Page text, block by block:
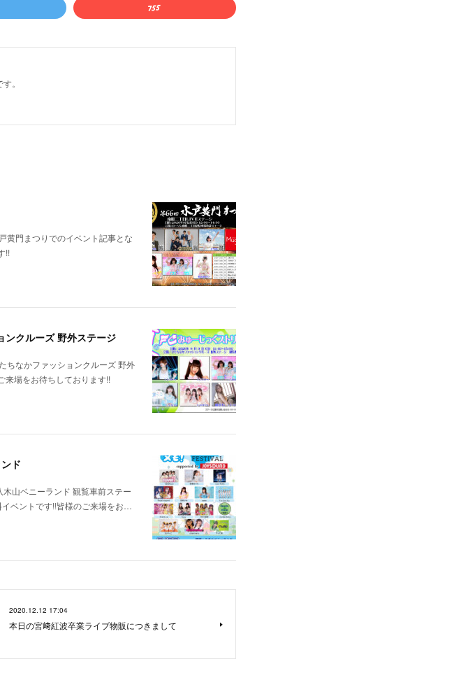
。
黄門まつりでのイベント記事とな
!!
ンクルーズ 野外ステージ
ちなかファッションクルーズ 野外
来場をお待ちしております!!
ド
山ベニーランド 観覧車前ステー
ベントです!!皆様のご来場をお…
2020.12.12 17:04
本日の宮﨑紅波卒業ライブ物販につきまして